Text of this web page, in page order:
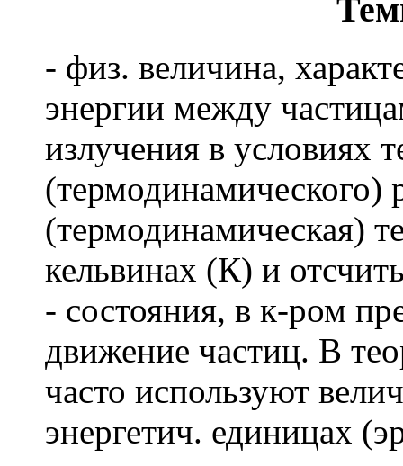
- физ. величина,
энергии между
излучения в условиях
(термодинамического)
(термодинамическая)
кельвинах (К) и
- состояния, в к-ром
движение частиц. В
часто используют
энергетич. единицах